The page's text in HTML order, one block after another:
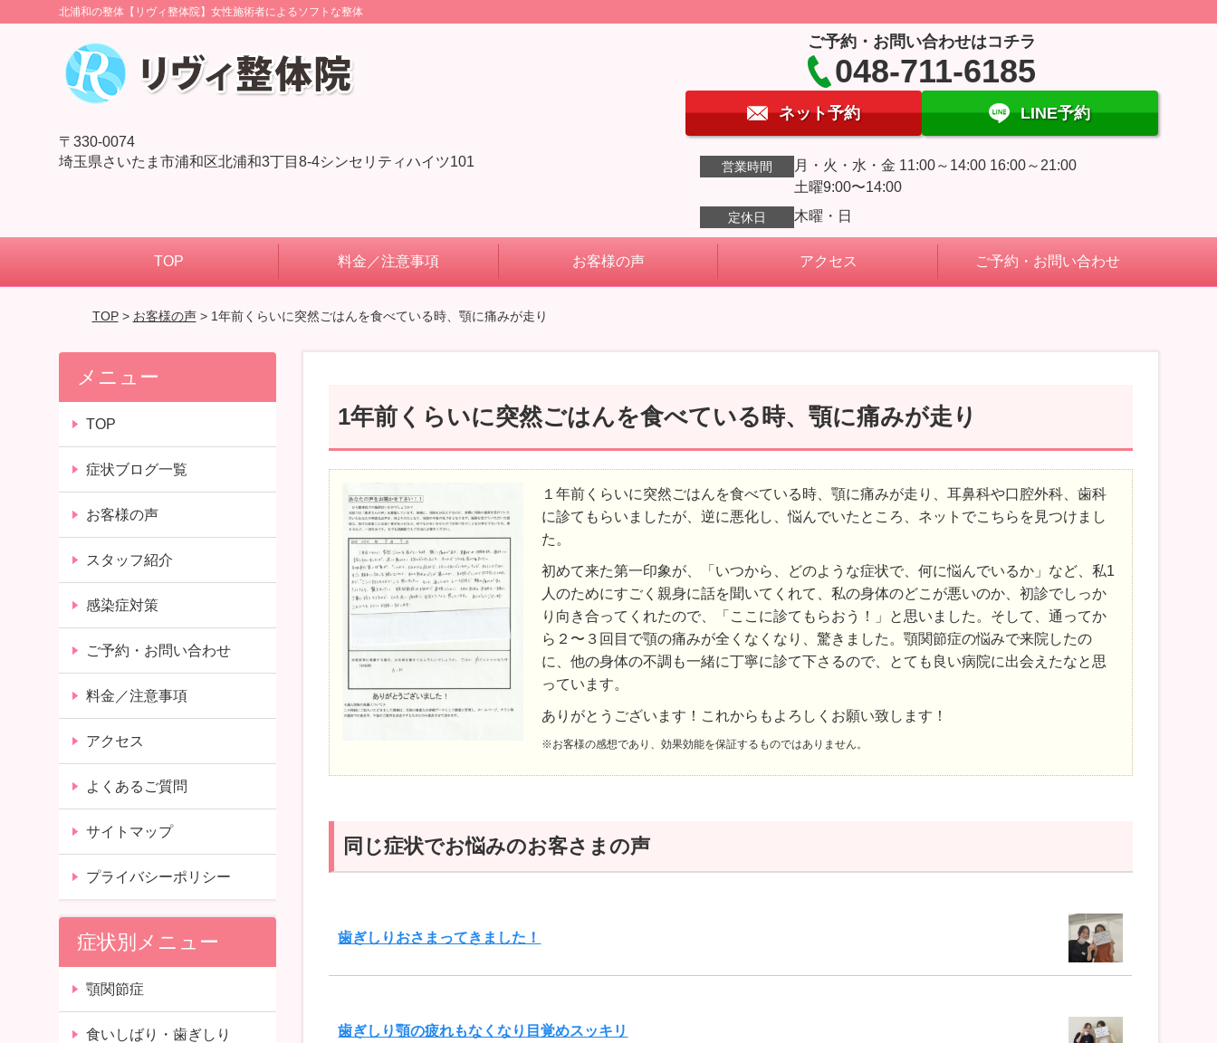
北浦和の整体【リヴィ整体院】女性施術者によるソフトな整体
〒330-0074
埼玉県さいたま市浦和区北浦和3丁目8-4シンセリティハイツ101
ご予約・お問い合わせはコチラ
048-711-6185
ネット予約 LINE予約
営業時間
月・火・水・金 11:00～14:00 16:00～21:00
土曜9:00〜14:00
定休日 木曜・日
TOP 料金／注意事項 お客様の声 アクセス ご予約・お問い合わせ
TOP> お客様の声> 1年前くらいに突然ごはんを食べている時、顎に痛みが走り
1年前くらいに突然ごはんを食べている時、顎に痛みが走り
１年前くらいに突然ごはんを食べている時、顎に痛みが走り、耳鼻科や口腔外科、歯科
に診てもらいましたが、逆に悪化し、悩んでいたところ、ネットでこちらを見つけまし
た。
初めて来た第一印象が、「いつから、どのような症状で、何に悩んでいるか」など、私1
人のためにすごく親身に話を聞いてくれて、私の身体のどこが悪いのか、初診でしっか
り向き合ってくれたので、「ここに診てもらおう！」と思いました。そして、通ってか
ら２〜３回目で顎の痛みが全くなくなり、驚きました。顎関節症の悩みで来院したの
に、他の身体の不調も一緒に丁寧に診て下さるので、とても良い病院に出会えたなと思
っています。
ありがとうございます！これからもよろしくお願い致します！
※お客様の感想であり、効果効能を保証するものではありません。
同じ症状でお悩みのお客さまの声
歯ぎしりおさまってきました！
歯ぎしり顎の疲れもなくなり目覚めスッキリ
メニュー
TOP
症状ブログ一覧
お客様の声
スタッフ紹介
感染症対策
ご予約・お問い合わせ
料金／注意事項
アクセス
よくあるご質問
サイトマップ
プライバシーポリシー
症状別メニュー
顎関節症
食いしばり・歯ぎしり